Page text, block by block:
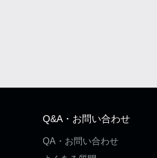
Q&A・お問い合わせ
QA・お問い合わせ